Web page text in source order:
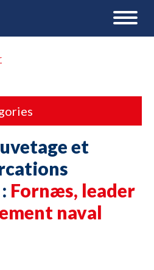
et
Fornæs, leader
naval